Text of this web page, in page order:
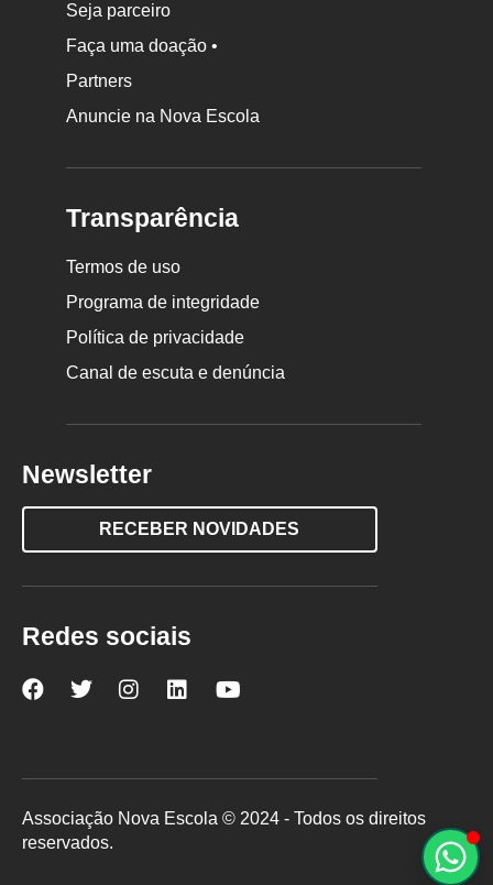
Seja parceiro
Faça uma doação •
Partners
Anuncie na Nova Escola
Transparência
Termos de uso
Programa de integridade
Política de privacidade
Canal de escuta e denúncia
Newsletter
RECEBER NOVIDADES
Redes sociais
Nova
Facebook
Nova
Twitter
Nova
Instagram
Nova
LinkedInYouTube
Associação Nova Escola © 2024 - Todos os direitos
reservados.